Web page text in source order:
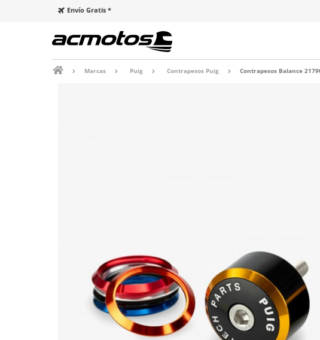
Envío Gratis *
Marcas Puig Contrapesos Puig Contrapesos Balance